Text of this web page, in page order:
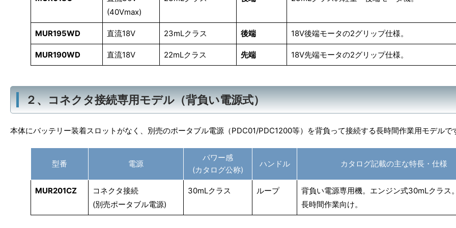
(40Vmax)
MUR195WD 直流18V 23mLクラス 後端 18V後端モータの2グリップ仕様。
MUR190WD 直流18V 22mLクラス 先端 18V先端モータの2グリップ仕様。
２、コネクタ接続専用モデル（背負い電源式）
本体にバッテリー装着スロットがなく、別売のポータブル電源（PDC01/PDC1200等）を背負って接続する長時間作業用モデルで
型番 電源
パワー感
(カタログ公称)
ハンドル カタログ記載の主な特長・仕様
MUR201CZ
コネクタ接続
(別売ポータブル電源)
30mLクラス ループ
背負い電源専用機。エンジン式30mLクラス
長時間作業向け。